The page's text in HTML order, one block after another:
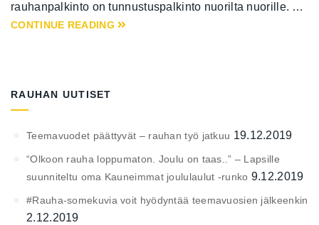
rauhanpalkinto on tunnustuspalkinto nuorilta nuorille. …
CONTINUE READING
RAUHAN UUTISET
Teemavuodet päättyvät – rauhan työ jatkuu 19.12.2019
“Olkoon rauha loppumaton. Joulu on taas..” – Lapsille
suunniteltu oma Kauneimmat joululaulut -runko 9.12.2019
#Rauha-somekuvia voit hyödyntää teemavuosien jälkeenkin
2.12.2019